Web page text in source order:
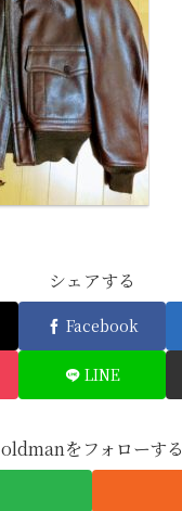
シェアする
Facebook
LINE
oldmanをフォローする